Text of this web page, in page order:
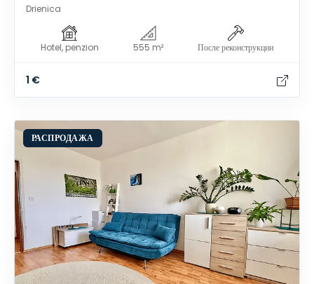
Drienica
Hotel, penzion 555 m² После реконструкции
1 €
РАСПРОДАЖА